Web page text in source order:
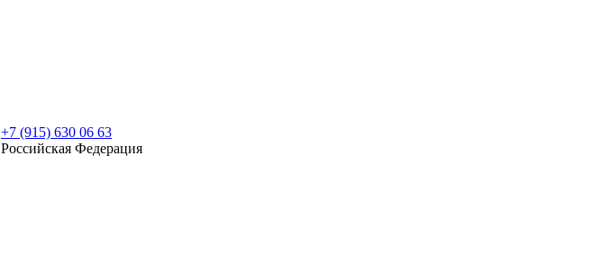
+7 (915) 630 06 63
Российская Федерация